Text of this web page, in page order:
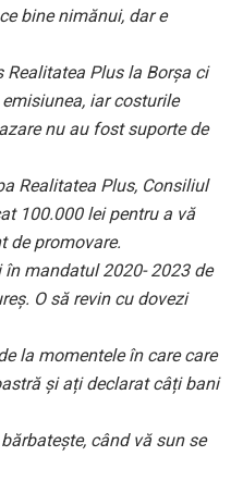
bine nimănui, dar e
Plus la Borșa ci
iar costurile
nu au fost suporte de
Realitatea Plus, Consiliul
100.000 lei pentru a vă
de promovare.
mandatul 2020- 2023 de
O să revin cu dovezi
la momentele în care care
și ați declarat câți bani
când vă sun se